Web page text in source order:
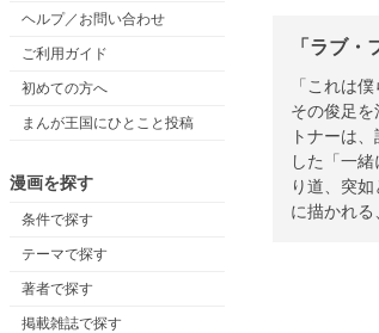
ヘルプ／お問い合わせ
ご利用ガイド
初めての方へ
まんが王国にひとこと投稿
漫画を探す
条件で探す
テーマで探す
著者で探す
掲載雑誌で探す
「ラブ
「これは
その俊足
トナーは
した「一
り道、突
に描かれ